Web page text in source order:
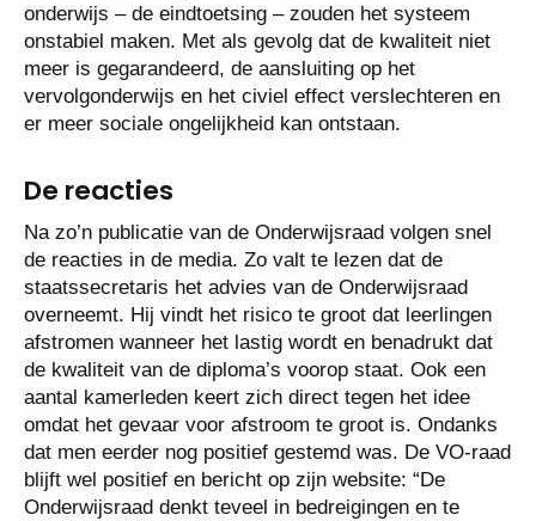
onderwijs – de eindtoetsing – zouden het systeem
onstabiel maken. Met als gevolg dat de kwaliteit niet
meer is gegarandeerd, de aansluiting op het
vervolgonderwijs en het civiel effect verslechteren en
er meer sociale ongelijkheid kan ontstaan.
De reacties
Na zo’n publicatie van de Onderwijsraad volgen snel
de reacties in de media. Zo valt te lezen dat de
staatssecretaris het advies van de Onderwijsraad
overneemt. Hij vindt het risico te groot dat leerlingen
afstromen wanneer het lastig wordt en benadrukt dat
de kwaliteit van de diploma’s voorop staat. Ook een
aantal kamerleden keert zich direct tegen het idee
omdat het gevaar voor afstroom te groot is. Ondanks
dat men eerder nog positief gestemd was. De VO-raad
blijft wel positief en bericht op zijn website: “De
Onderwijsraad denkt teveel in bedreigingen en te